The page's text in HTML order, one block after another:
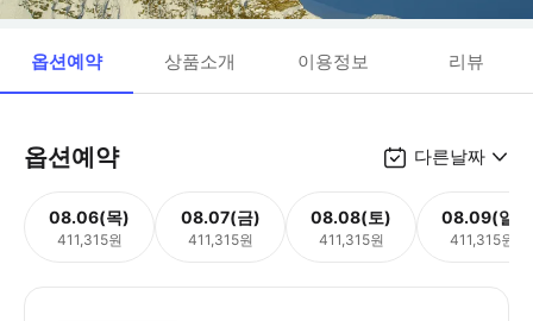
옵션예약 상품소개 이용정보 리뷰
옵션예약 다른날짜
08.06(목)
411,315원
08.07(금)
411,315원
08.08(토)
411,315원
08.09(일)
411,315원